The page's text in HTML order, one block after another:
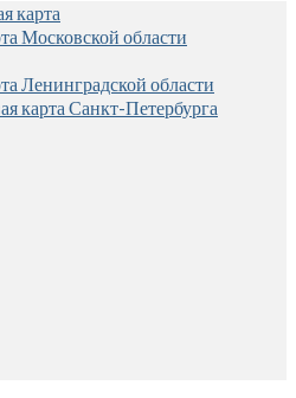
карта
Московской области
Ленинградской области
карта Санкт-Петербурга